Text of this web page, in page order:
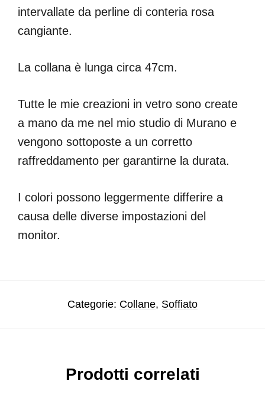
intervallate da perline di conteria rosa
cangiante.
La collana è lunga circa 47cm.
Tutte le mie creazioni in vetro sono create
a mano da me nel mio studio di Murano e
vengono sottoposte a un corretto
raffreddamento per garantirne la durata.
I colori possono leggermente differire a
causa delle diverse impostazioni del
monitor.
Categorie: Collane, Soffiato
Prodotti correlati